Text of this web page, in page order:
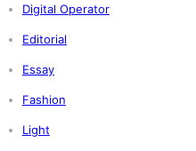
Digital Operator
Editorial
Essay
Fashion
Light